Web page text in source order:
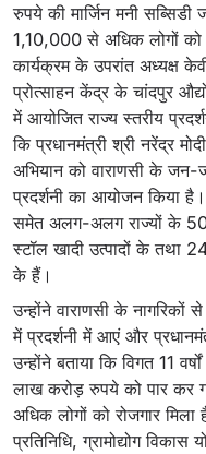
रुपये की मार्जिन मनी
1,10,000 से अधिक लोगों को
कार्यक्रम के उपरांत अध्यक्ष
प्रोत्साहन केंद्र के चांदपुर
में आयोजित राज्य स्तरीय
कि प्रधानमंत्री श्री नरेंद्र
अभियान को वाराणसी के
प्रदर्शनी का आयोजन किया
समेत अलग-अलग राज्यों के
स्टॉल खादी उत्पादों के तथा
के हैं।
उन्होंने वाराणसी के
में प्रदर्शनी में आएं और
उन्होंने बताया कि विगत 11
लाख करोड़ रुपये को पार कर
अधिक लोगों को रोजगार
प्रतिनिधि, ग्रामोद्योग विकास